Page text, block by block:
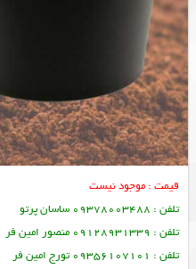
قیمت : موجود نیست
تلفن : 09378003488 ساسان پرتو
تلفن : 09128931339 منصور امین فر
تلفن : 09356107101 تورج امین فر